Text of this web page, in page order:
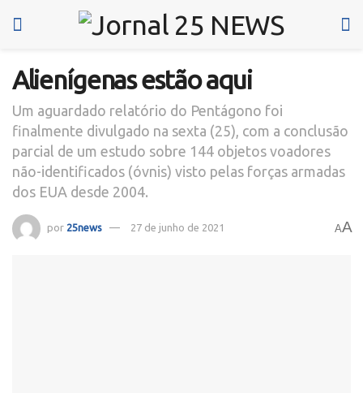
Alienígenas estão aqui
Um aguardado relatório do Pentágono foi
finalmente divulgado na sexta (25), com a conclusão
parcial de um estudo sobre 144 objetos voadores
não-identificados (óvnis) visto pelas forças armadas
dos EUA desde 2004.
por 25news 27 de junho de 2021 AA